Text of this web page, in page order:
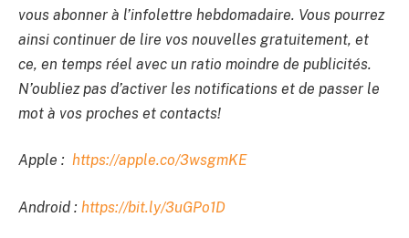
vous abonner à l’infolettre hebdomadaire. Vous pourrez
ainsi continuer de lire vos nouvelles gratuitement, et
ce, en temps réel avec un ratio moindre de publicités.
N’oubliez pas d’activer les notifications et de passer le
mot à vos proches et contacts!
Apple : https://apple.co/3wsgmKE
Android : https://bit.ly/3uGPo1D